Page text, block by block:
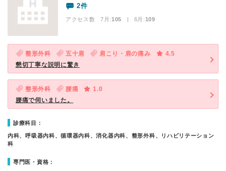
2件
アクセス数 7月:105 | 6月:109
整形外科 五十肩 肩こり・肩の痛み
4.5
懇切丁寧な説明に驚き
整形外科 腰痛
1.0
腰痛で伺いました。
診療科目：
内科、呼吸器内科、循環器内科、消化器内科、整形外科、リハビリテーション
科
専門医・資格：